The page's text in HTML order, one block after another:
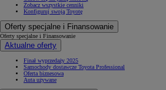
Zobacz wszystkie cenniki
Konfiguruj swoją Toyotę
Oferty specjalne i Finansowanie
Oferty specjalne i Finansowanie
Aktualne oferty
Finał wyprzedaży 2025
Samochody dostawcze Toyota Professional
Oferta biznesowa
Auta używane